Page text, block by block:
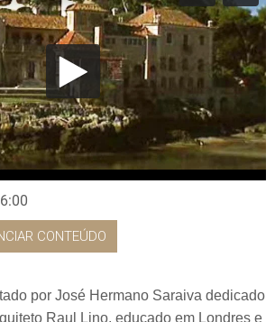
CONTEÚDO
por José Hermano Saraiva dedicado
Raul Lino, educado em Londres e